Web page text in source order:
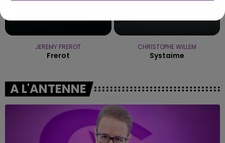
JEREMY FREROT
Frerot
CHRISTOPHE WILLEM
Systaime
A L'ANTENNE